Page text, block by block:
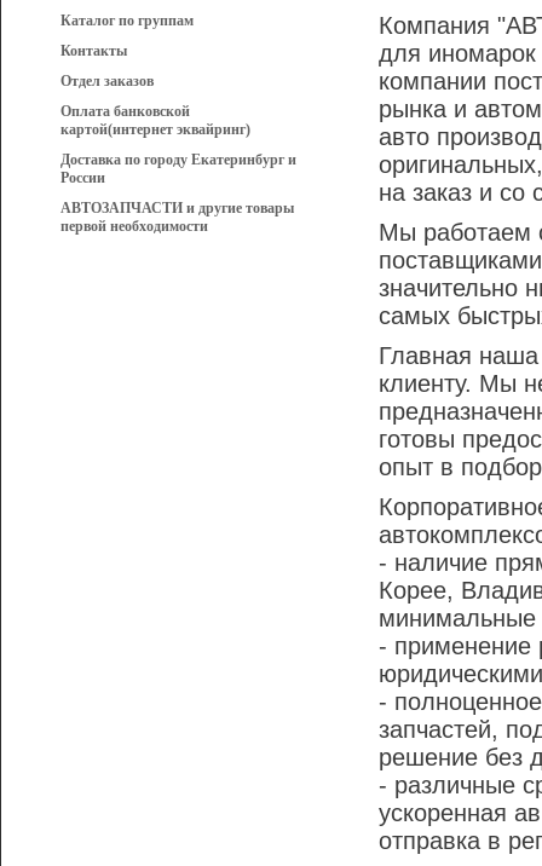
Каталог по группам
Контакты
Отдел заказов
Оплата банковской
картой(интернет эквайринг)
Доставка по городу Екатеринбург и
России
АВТОЗАПЧАСТИ и другие товары
первой необходимости
Компания
для иномарок
компании
рынка и
авто
на заказ и со
Мы работаем
значительно
самых
Главная
клиенту. Мы
готовы
опыт в
- наличие
Корее,
минимальные
- применение
-
запчастей,
решение без
- различные
ускоренная
отправка в